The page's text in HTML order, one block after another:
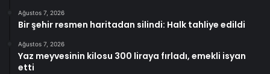
Ağustos 7, 2026
Bir şehir resmen haritadan silindi: Halk tahliye edildi
Ağustos 7, 2026
Yaz meyvesinin kilosu 300 liraya fırladı, emekli isyan
etti